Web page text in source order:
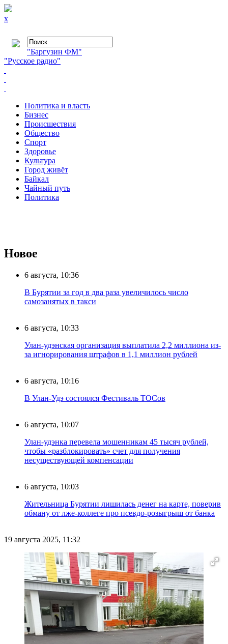
x
"Баргузин ФМ"
"Русское радио"
Политика и власть
Бизнес
Происшествия
Общество
Cпорт
Здоровье
Культура
Город живёт
Байкал
Чайный путь
Политика
Новое
6 августа, 10:36
В Бурятии за год в два раза увеличилось число
самозанятых в такси
6 августа, 10:33
Улан-удэнская организация выплатила 2,2 миллиона из-
за игнорирования штрафов в 1,1 миллион рублей
6 августа, 10:16
В Улан-Удэ состоялся Фестиваль ТОСов
6 августа, 10:07
Улан-удэнка перевела мошенникам 45 тысяч рублей,
чтобы «разблокировать» счет для получения
несуществующей компенсации
6 августа, 10:03
Жительница Бурятии лишилась денег на карте, поверив
обману от лже-коллеге про псевдо-розыгрыш от банка
19 августа 2025, 11:32